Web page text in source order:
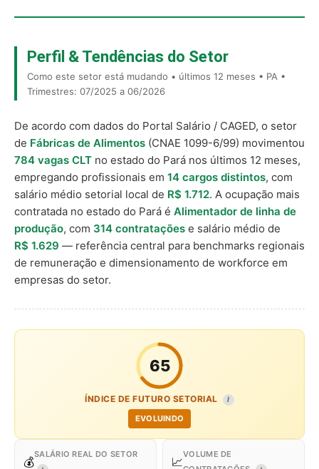
Perfil & Tendências do Setor
Como este setor está mudando • últimos 12 meses • PA •
Trimestres: 07/2025 a 06/2026
De acordo com dados do Portal Salário / CAGED, o setor
de Fábricas de Alimentos (CNAE 1099-6/99) movimentou
784 vagas CLT no estado do Pará nos últimos 12 meses,
empregando profissionais em 14 cargos distintos, com
salário médio setorial local de R$ 1.712. A ocupação mais
contratada no estado do Pará é Alimentador de linha de
produção, com 314 contratações e salário médio de
R$ 1.629 — referência central para benchmarks regionais
de remuneração e dimensionamento de workforce em
empresas do setor.
65
ÍNDICE DE FUTURO SETORIAL I
EVOLUINDO
💰
SALÁRIO REAL DO SETOR
📈
VOLUME DE